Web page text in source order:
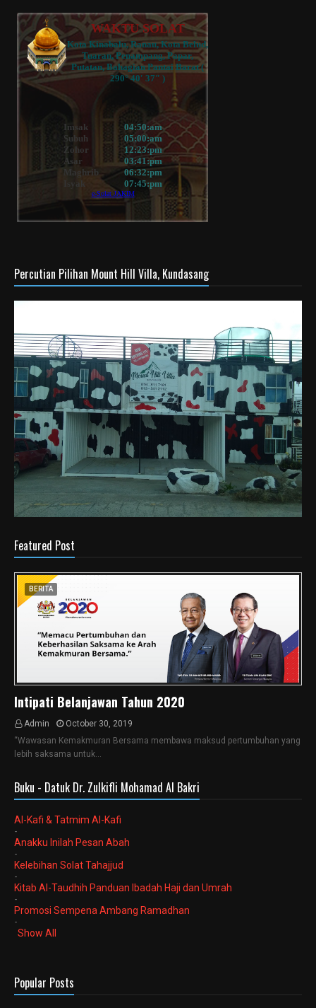
Percutian Pilihan Mount Hill Villa, Kundasang
Featured Post
BERITA
Intipati Belanjawan Tahun 2020
Admin
October 30, 2019
“Wawasan Kemakmuran Bersama membawa maksud pertumbuhan yang
lebih saksama untuk…
Buku - Datuk Dr. Zulkifli Mohamad Al Bakri
Al-Kafi & Tatmim Al-Kafi
-
Anakku Inilah Pesan Abah
-
Kelebihan Solat Tahajjud
-
Kitab Al-Taudhih Panduan Ibadah Haji dan Umrah
-
Promosi Sempena Ambang Ramadhan
-
Show All
Popular Posts